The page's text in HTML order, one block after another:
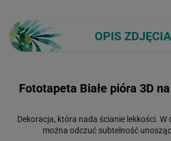
OPIS ZDJĘCIA
Fototapeta Białe pióra 3D
Dekoracja, która nada ścianie lekkości. W
można odczuć subtelność